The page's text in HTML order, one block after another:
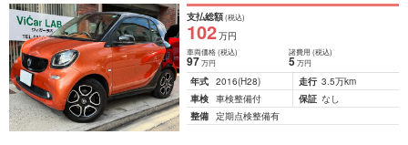
支払総額(税込)
102万円
車両価格(税込)
97万円
諸費用 (税込)
5 万円
年式 2016(H28) 走行 3.5万km
車検 車検整備付 保証 なし
整備 定期点検整備有